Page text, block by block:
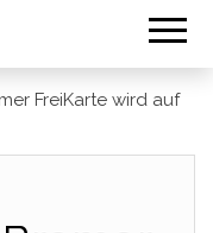
FreiKarte wird auf